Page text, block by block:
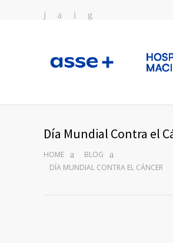
Día Mundial Contra el
HOME
BLOG
DÍA MUNDIAL CONTRA EL CÁNCER